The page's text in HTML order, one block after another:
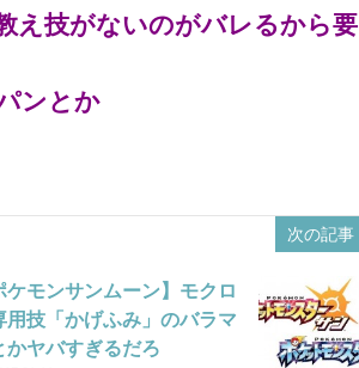
え技がないのがバレるから要
ンとか
次の記事
ケモンサンムーン】モクロ
用技「かげふみ」のバラマ
かヤバすぎるだろ